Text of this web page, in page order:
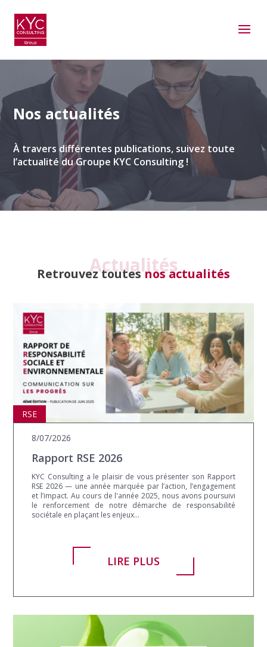
Nos actualités
À travers différentes publications, suivez toute
l’actualité du Groupe KYC Consulting !
Actualités
Retrouvez toutesnos actualités
Rapport RSE 2026
8/07/2026
RSE
KYC Consulting a le plaisir de vous présenter son Rapport
RSE 2026 — une année marquée par l’action, l’engagement
et l’impact. Au cours de l'année 2025, nous avons poursuivi
le renforcement de notre démarche de responsabilité
sociétale en plaçant les enjeux...
LIRE PLUS